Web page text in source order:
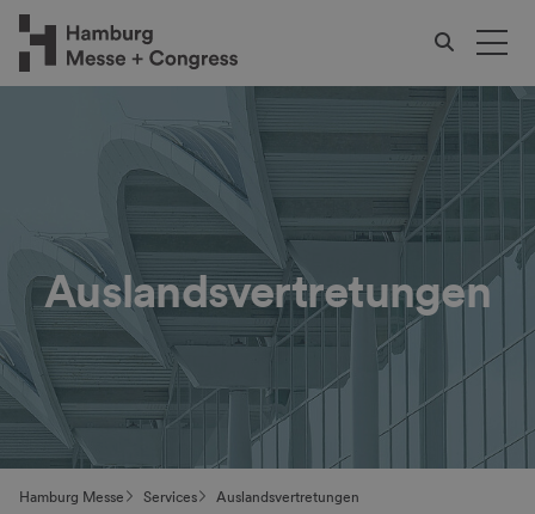
Auslandsvertretungen
Hamburg Messe Services
Auslandsvertretungen